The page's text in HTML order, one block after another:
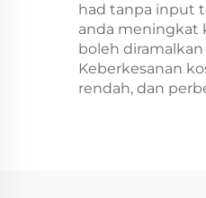
had tanpa input
anda meningkat
boleh
Keberkesanan
rendah, dan